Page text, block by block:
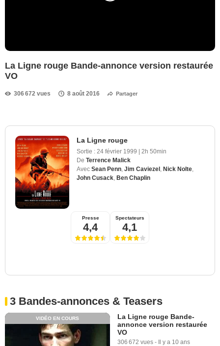
La Ligne rouge Bande-annonce version restaurée
VO
306 672 vues 8 août 2016 Partager
La Ligne rouge
Sortie : 24 février 1999 | 2h 50min
De Terrence Malick
Avec Sean Penn Jim Caviezel Nick Nolte
John Cusack Ben Chaplin
Presse
4,4
Spectateurs
4,1
3 Bandes-annonces & Teasers
VIDÉO EN COURS
La Ligne rouge Bande-
annonce version restaurée
VO
306 672 vues - Il y a 10 ans